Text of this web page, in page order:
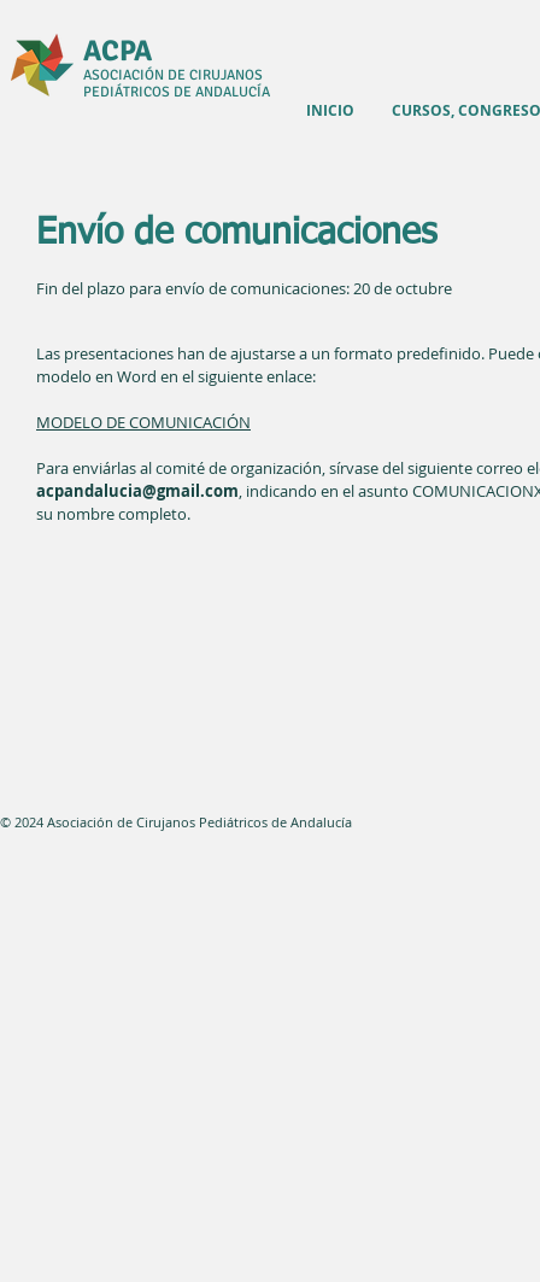
ACPA
ASOCIACIÓN DE CIRUJANOS
PEDIÁTRICOS DE ANDALUCÍA
INICIO CURSOS,
Envío de comunicaciones
Fin del plazo para envío de comunicaciones: 20 de octubre
Las presentaciones han de ajustarse a un formato predefinido.
modelo en Word en el siguiente enlace:
MODELO DE COMUNICACIÓN
Para enviárlas al comité de organización, sírvase del siguiente correo
acpandalucia@gmail.com, indicando en el asunto
su nombre completo.
© 2024 Asociación de Cirujanos Pediátricos de